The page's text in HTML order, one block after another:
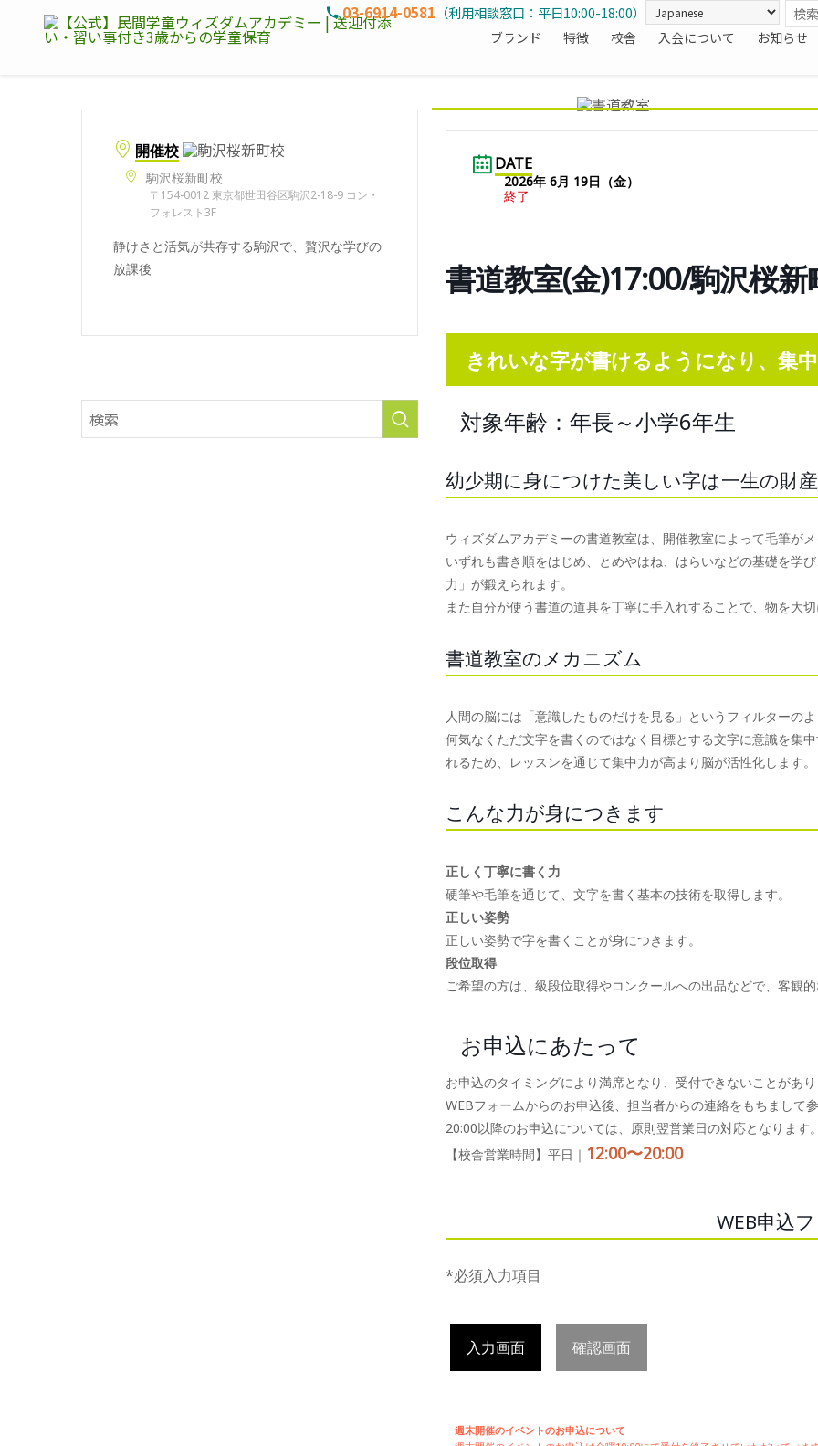
ブランド 特徴 校舎 入会について お知らせ
03-6914-0581 （利用相談窓口：平日10:00-18:00）
開催校
駒沢桜新町校
〒154-0012 東京都世田谷区駒沢2-18-9 コン・
フォレスト3F
静けさと活気が共存する駒沢で、贅沢な学びの
放課後
DATE
2026年 6月 19日（金）
終了
書道教室(金)17:00/駒沢桜新
きれいな字が書けるようになり、集
対象年齢：年長～小学6年生
幼少期に身につけた美しい字は一生の財産
ウィズダムアカデミーの書道教室は、開催教室によって毛筆が
いずれも書き順をはじめ、とめやはね、はらいなどの基礎を学
力」が鍛えられます。
また自分が使う書道の道具を丁寧に手入れすることで、物を大
書道教室のメカニズム
人間の脳には「意識したものだけを見る」というフィルターの
何気なくただ文字を書くのではなく目標とする文字に意識を集
れるため、レッスンを通じて集中力が高まり脳が活性化します。
こんな力が身につきます
正しく丁寧に書く力
硬筆や毛筆を通じて、文字を書く基本の技術を取得します。
正しい姿勢
正しい姿勢で字を書くことが身につきます。
段位取得
ご希望の方は、級段位取得やコンクールへの出品などで、客観的
お申込にあたって
お申込のタイミングにより満席となり、受付できないことがあ
WEBフォームからのお申込後、担当者からの連絡をもちまして参
20:00以降のお申込については、原則翌営業日の対応となります。
【校舎営業時間】平日｜ 12:00〜20:00
WEB申込
*必須入力項目
入力画面 確認画面
週末開催のイベントのお申込について